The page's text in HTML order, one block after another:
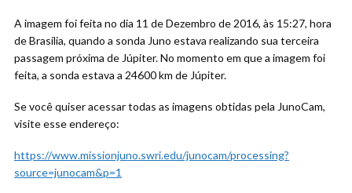
A imagem foi feita no dia 11 de Dezembro de 2016, às 15:27, hora
de Brasília, quando a sonda Juno estava realizando sua terceira
passagem próxima de Júpiter. No momento em que a imagem foi
feita, a sonda estava a 24600 km de Júpiter.
Se você quiser acessar todas as imagens obtidas pela JunoCam,
visite esse endereço:
https://www.missionjuno.swri.edu/junocam/processing?
source=junocam&p=1